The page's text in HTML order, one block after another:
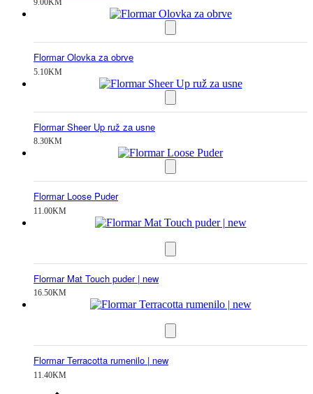
9.00KM
Flormar Olovka za obrve
5.10KM
Flormar Sheer Up ruž za usne
8.30KM
Flormar Loose Puder
11.00KM
Flormar Mat Touch puder | new
16.50KM
Flormar Terracotta rumenilo | new
11.40KM